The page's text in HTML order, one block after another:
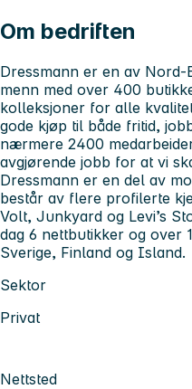
Om bedriften
Dressmann er en av
menn med over 400
kolleksjoner for alle
gode kjøp til både fritid,
nærmere 2400
avgjørende jobb for at vi
Dressmann er en del av
består av flere profilerte
Volt, Junkyard og Levi’s
dag 6 nettbutikker og over
Sverige, Finland og Island.
Sektor
Privat
Nettsted